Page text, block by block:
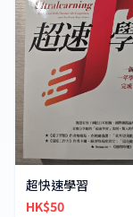
超快速學習
HK$50